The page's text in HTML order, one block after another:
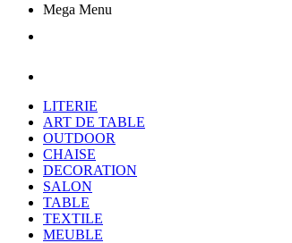
Mega Menu
LITERIE
ART DE TABLE
OUTDOOR
CHAISE
DECORATION
SALON
TABLE
TEXTILE
MEUBLE